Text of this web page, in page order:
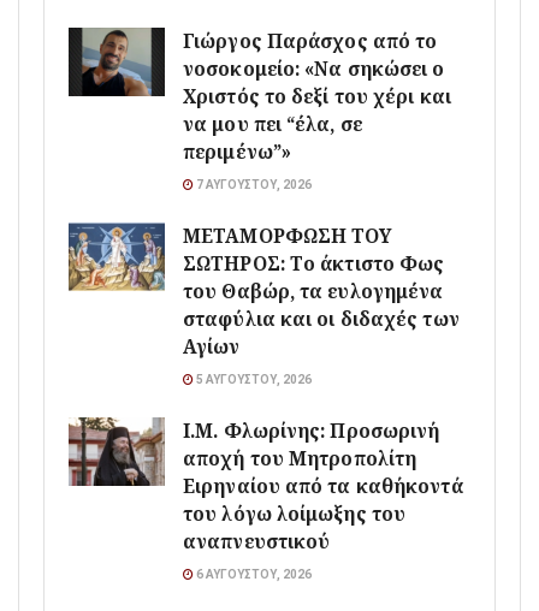
Γιώργος Παράσχος από το
νοσοκομείο: «Να σηκώσει ο
Χριστός το δεξί του χέρι και
να μου πει “έλα, σε
περιμένω”»
7 ΑΥΓΟΎΣΤΟΥ, 2026
ΜΕΤΑΜΟΡΦΩΣΗ ΤΟΥ
ΣΩΤΗΡΟΣ: Το άκτιστο Φως
του Θαβώρ, τα ευλογημένα
σταφύλια και οι διδαχές των
Αγίων
5 ΑΥΓΟΎΣΤΟΥ, 2026
Ι.Μ. Φλωρίνης: Προσωρινή
αποχή του Μητροπολίτη
Ειρηναίου από τα καθήκοντά
του λόγω λοίμωξης του
αναπνευστικού
6 ΑΥΓΟΎΣΤΟΥ, 2026